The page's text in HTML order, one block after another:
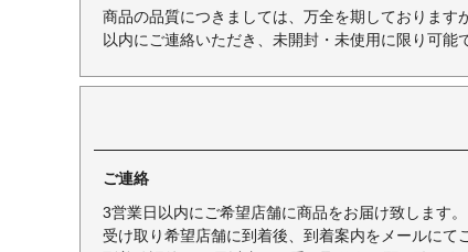
商品の品質につきましては、万全を期しておりま
以内にご連絡いただき、未開封・未使用に限り可能
ご連絡
3営業日以内にご希望店舗に商品をお届け致します。
受け取り希望店舗に到着後、到着案内をメールにて